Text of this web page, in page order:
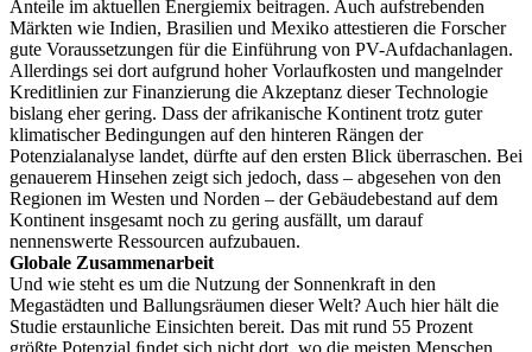
Anteile im aktuellen Energiemix beitragen. Auch aufstrebenden
Märkten wie Indien, Brasilien und Mexiko attestieren die Forscher
gute Voraussetzungen für die Einführung von PV-Aufdachanlagen.
Allerdings sei dort aufgrund hoher Vorlaufkosten und mangelnder
Kreditlinien zur Finanzierung die Akzeptanz dieser Technologie
bislang eher gering. Dass der afrikanische Kontinent trotz guter
klimatischer Bedingungen auf den hinteren Rängen der
Potenzialanalyse landet, dürfte auf den ersten Blick überraschen. Bei
genauerem Hinsehen zeigt sich jedoch, dass – abgesehen von den
Regionen im Westen und Norden – der Gebäudebestand auf dem
Kontinent insgesamt noch zu gering ausfällt, um darauf
nennenswerte Ressourcen aufzubauen.
Globale Zusammenarbeit
Und wie steht es um die Nutzung der Sonnenkraft in den
Megastädten und Ballungsräumen dieser Welt? Auch hier hält die
Studie erstaunliche Einsichten bereit. Das mit rund 55 Prozent
größte Potenzial ﬁndet sich nicht dort, wo die meisten Menschen